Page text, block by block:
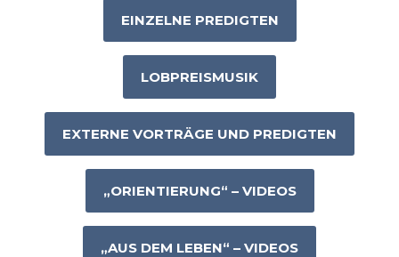
EINZELNE PREDIGTEN
LOBPREISMUSIK
EXTERNE VORTRÄGE UND PREDIGTEN
„ORIENTIERUNG“ – VIDEOS
„AUS DEM LEBEN“ – VIDEOS